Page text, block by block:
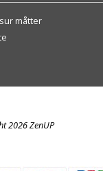
måtter
2026 ZenUP